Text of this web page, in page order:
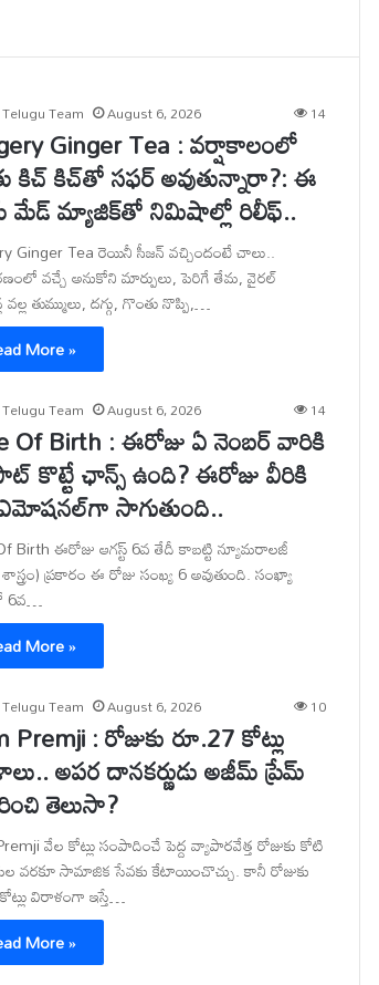
Team August 6, 2026 14
Ginger Tea : వర్షాకాలంలో
కిచ్ కిచ్‌తో సఫర్ అవుతున్నారా?: ఈ
మ్యాజిక్‌తో నిమిషాల్లో రిలీఫ్..
Ginger Tea రెయినీ సీజన్ వచ్చిందంటే చాలు..
వచ్చే అనుకోని మార్పులు, పెరిగే తేమ, వైరల్
వల్ల తుమ్ములు, దగ్గు, గొంతు నొప్పి,…
More »
Team August 6, 2026 14
Of Birth : ఈరోజు ఏ నెంబర్ వారికి
కొట్టే ఛాన్స్ ఉంది? ఈరోజు వీరికి
సాగుతుంది..
Birth ఈరోజు ఆగస్ట్ 6వ తేదీ కాబట్టి న్యూమరాలజీ
ప్రకారం ఈ రోజు సంఖ్య 6 అవుతుంది. సంఖ్యా
6వ…
More »
Team August 6, 2026 10
Premji : రోజుకు రూ.27 కోట్లు
అపర దానకర్ణుడు అజీమ్ ప్రేమ్
తెలుసా?
వేల కోట్లు సంపాదించే పెద్ద వ్యాపారవేత్త రోజుకు కోటి
వరకూ సామాజిక సేవకు కేటాయించొచ్చు. కానీ రోజుకు
విరాళంగా ఇస్తే…
More »